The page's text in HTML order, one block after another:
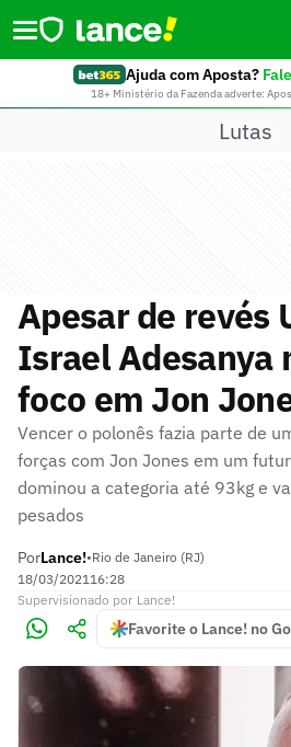
Ajuda com Aposta?
18+ Ministério da Fazenda adverte:
Lutas
Apesar de revés
Israel Adesanya
foco em Jon
Vencer o polonês fazia parte de
forças com Jon Jones em um
dominou a categoria até 93kg e
pesados
PorLance!•Rio de Janeiro (RJ)
18/03/202116:28
Supervisionado por Lance!
Favorite o Lance! no